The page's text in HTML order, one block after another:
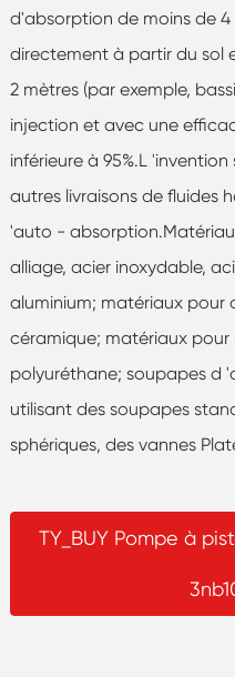
d'absorption de moins de
directement à partir du sol
2 mètres (par exemple,
injection et avec une
inférieure à 95%.L
autres livraisons de fluides
'auto -
alliage, acier inoxydable,
aluminium; matériaux pour
céramique; matériaux
polyuréthane; soupapes d
utilisant des soupapes
sphériques, des vannes
TY_BUY Pompe à